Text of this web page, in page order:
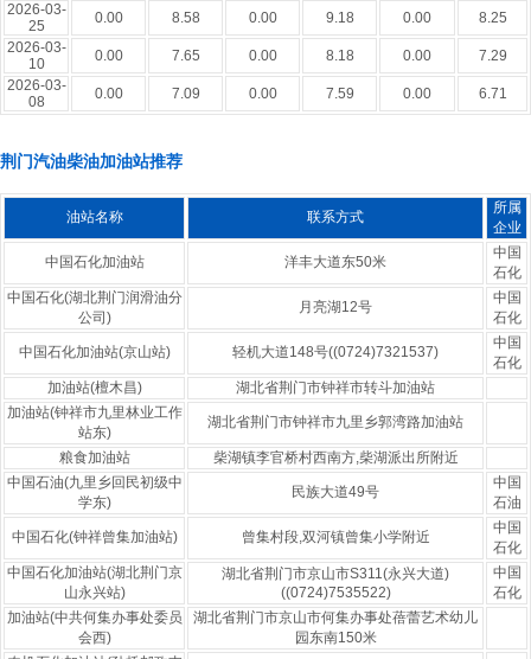
2026-03-
25
0.00 8.58 0.00 9.18 0.00
8.25
2026-03-
10
0.00 7.65 0.00 8.18 0.00
7.29
2026-03-
08
0.00 7.09 0.00 7.59 0.00 6.71
荆门汽油柴油加油站推荐
油站名称 联系方式
所属
企业
中国石化加油站 洋丰大道东50米
中国
石化
中国石化(湖北荆门润滑油分
公司)
月亮湖12号
中国
石化
中国石化加油站(京山站) 轻机大道148号((0724)7321537)
中国
石化
加油站(檀木昌)
湖北省荆门市钟祥市转斗加油站
加油站(钟祥市九里林业工作
站东)
湖北省荆门市钟祥市九里乡郭湾路加油站
粮食加油站
柴湖镇李官桥村西南方,柴湖派出所附近
中国石油(九里乡回民初级中
学东)
民族大道49号
中国
石油
中国石化(钟祥曾集加油站) 曾集村段,双河镇曾集小学附近
中国
石化
中国石化加油站(湖北荆门京
山永兴站)
湖北省荆门市京山市S311(永兴大道)
((0724)7535522)
中国
石化
加油站(中共何集办事处委员
会西)
湖北省荆门市京山市何集办事处蓓蕾艺术幼儿
园东南150米